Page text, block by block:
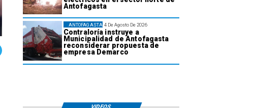
Antofagasta
4 De Agosto De 2026
Contraloría instruye a
Municipalidad de Antofagasta
reconsiderar propuesta de
empresa Demarco
ANTOFAGASTA